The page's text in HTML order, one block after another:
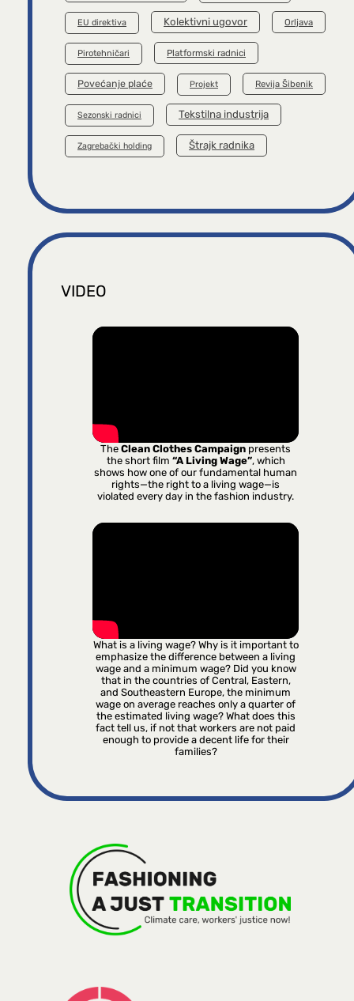
EU direktiva Kolektivni ugovor Orljava
Pirotehničari Platformski radnici
Povećanje plaće Projekt Revija Šibenik
Sezonski radnici Tekstilna industrija
Zagrebački holding Štrajk radnika
VIDEO
TheClean Clothes Campaign presents
the short film “A Living Wage”, which
shows how one of our fundamental human
rights—the right to a living wage—is
violated every day in the fashion industry.
What is a living wage? Why is it important to
emphasize the difference between a living
wage and a minimum wage? Did you know
that in the countries of Central, Eastern,
and Southeastern Europe, the minimum
wage on average reaches only a quarter of
the estimated living wage? What does this
fact tell us, if not that workers are not paid
enough to provide a decent life for their
families?